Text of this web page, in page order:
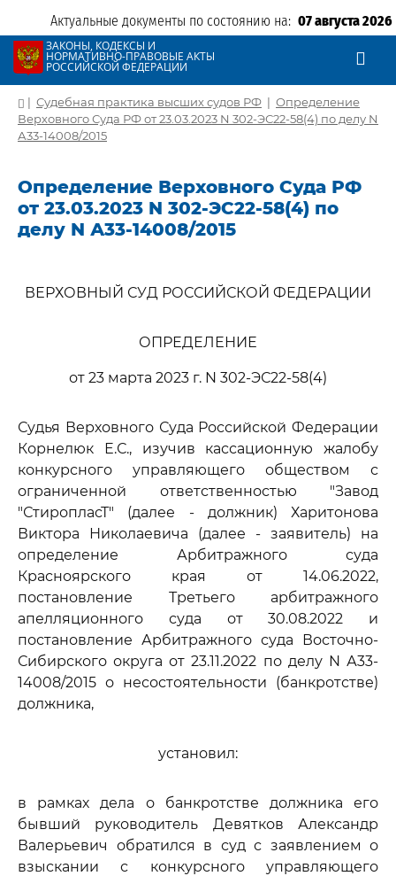
Актуальные документы по состоянию на: 07 августа 2026
ЗАКОНЫ, КОДЕКСЫ И
НОРМАТИВНО-ПРАВОВЫЕ АКТЫ
РОССИЙСКОЙ ФЕДЕРАЦИИ
| Судебная практика высших судов РФ | Определение
Верховного Суда РФ от 23.03.2023 N 302-ЭС22-58(4) по делу N
А33-14008/2015
Определение Верховного Суда РФ
от 23.03.2023 N 302-ЭС22-58(4) по
делу N А33-14008/2015
ВЕРХОВНЫЙ СУД РОССИЙСКОЙ ФЕДЕРАЦИИ
ОПРЕДЕЛЕНИЕ
от 23 марта 2023 г. N 302-ЭС22-58(4)
Судья Верховного Суда Российской Федерации
Корнелюк Е.С., изучив кассационную жалобу
конкурсного управляющего обществом с
ограниченной ответственностью "Завод
"СтиропласТ" (далее - должник) Харитонова
Виктора Николаевича (далее - заявитель) на
определение Арбитражного суда
Красноярского края от 14.06.2022,
постановление Третьего арбитражного
апелляционного суда от 30.08.2022 и
постановление Арбитражного суда Восточно-
Сибирского округа от 23.11.2022 по делу N А33-
14008/2015 о несостоятельности (банкротстве)
должника,
установил:
в рамках дела о банкротстве должника его
бывший руководитель Девятков Александр
Валерьевич обратился в суд с заявлением о
взыскании с конкурсного управляющего